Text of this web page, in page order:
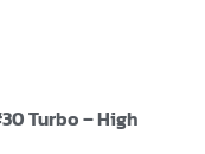
Turbo – High